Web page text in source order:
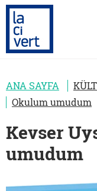
ANA SAYFA
Okulum umudum
Kevser
umudum